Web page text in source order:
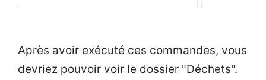
Après avoir exécuté ces commandes, vous
devriez pouvoir voir le dossier "Déchets".